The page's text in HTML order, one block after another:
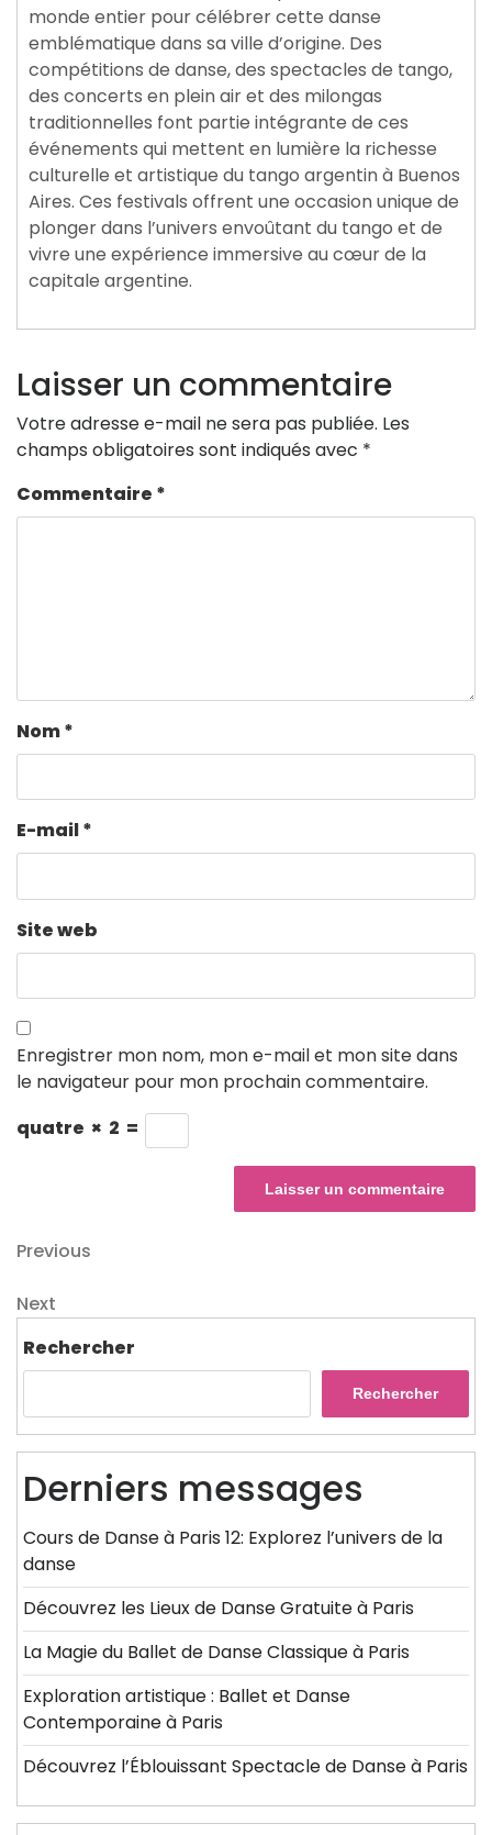
monde entier pour célébrer cette danse
emblématique dans sa ville d’origine. Des
compétitions de danse, des spectacles de tango,
des concerts en plein air et des milongas
traditionnelles font partie intégrante de ces
événements qui mettent en lumière la richesse
culturelle et artistique du tango argentin à Buenos
Aires. Ces festivals offrent une occasion unique de
plonger dans l’univers envoûtant du tango et de
vivre une expérience immersive au cœur de la
capitale argentine.
Laisser un commentaire
Votre adresse e-mail ne sera pas publiée. Les
champs obligatoires sont indiqués avec *
Commentaire *
Nom*
E-mail*
Site web
Enregistrer mon nom, mon e-mail et mon site dans
le navigateur pour mon prochain commentaire.
quatre × 2 =
Navigation
de
l’article
Previous
Previous
Next
Next
Rechercher
Rechercher
Derniers messages
Cours de Danse à Paris 12: Explorez l’univers de la
danse
Découvrez les Lieux de Danse Gratuite à Paris
La Magie du Ballet de Danse Classique à Paris
Exploration artistique : Ballet et Danse
Contemporaine à Paris
Découvrez l’Éblouissant Spectacle de Danse à Paris